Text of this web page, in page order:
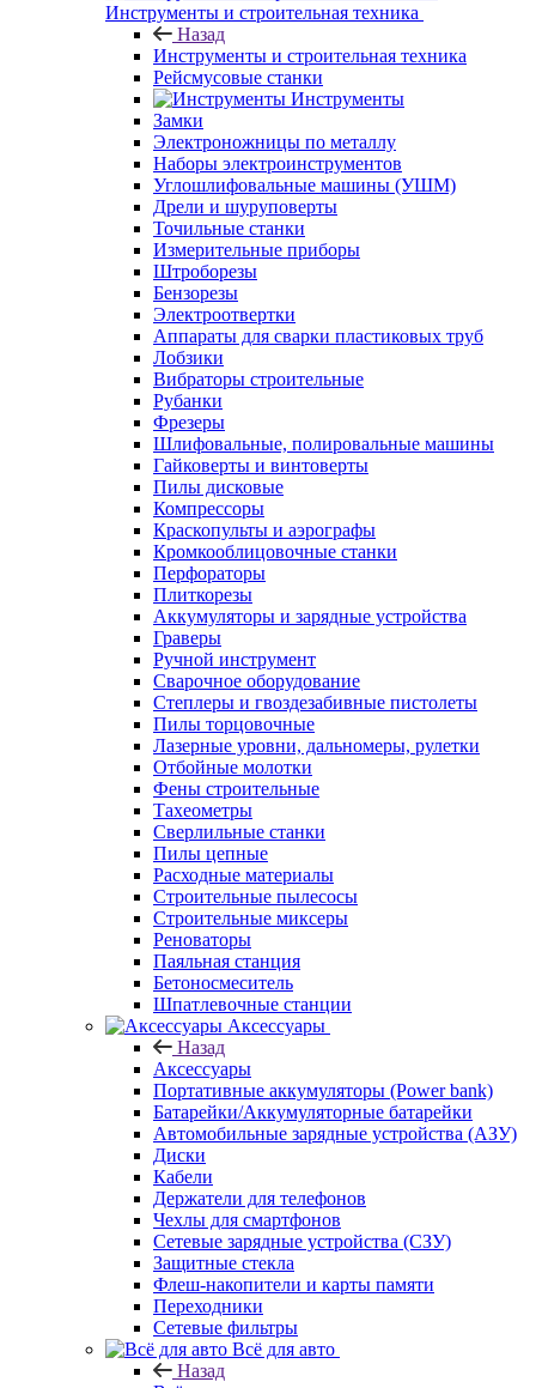
Инструменты и строительная техника
Назад
Инструменты и строительная техника
Рейсмусовые станки
Инструменты
Замки
Электроножницы по металлу
Наборы электроинструментов
Углошлифовальные машины (УШМ)
Дрели и шуруповерты
Точильные станки
Измерительные приборы
Штроборезы
Бензорезы
Электроотвертки
Аппараты для сварки пластиковых труб
Лобзики
Вибраторы строительные
Рубанки
Фрезеры
Шлифовальные, полировальные машины
Гайковерты и винтоверты
Пилы дисковые
Компрессоры
Краскопульты и аэрографы
Кромкооблицовочные станки
Перфораторы
Плиткорезы
Аккумуляторы и зарядные устройства
Граверы
Ручной инструмент
Сварочное оборудование
Степлеры и гвоздезабивные пистолеты
Пилы торцовочные
Лазерные уровни, дальномеры, рулетки
Отбойные молотки
Фены строительные
Тахеометры
Сверлильные станки
Пилы цепные
Расходные материалы
Строительные пылесосы
Строительные миксеры
Реноваторы
Паяльная станция
Бетоносмеситель
Шпатлевочные станции
Аксессуары
Назад
Аксессуары
Портативные аккумуляторы (Power bank)
Батарейки/Аккумуляторные батарейки
Автомобильные зарядные устройства (АЗУ)
Диски
Кабели
Держатели для телефонов
Чехлы для смартфонов
Сетевые зарядные устройства (СЗУ)
Защитные стекла
Флеш-накопители и карты памяти
Переходники
Сетевые фильтры
Всё для авто
Назад